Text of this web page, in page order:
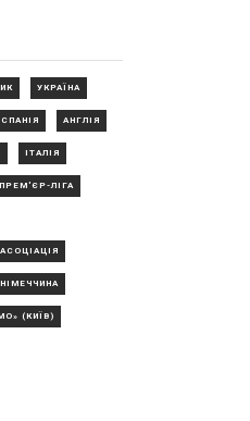
УКРАЇНА
АНГЛІЯ
ІТАЛІЯ
ПРЕМ'ЄР-ЛІГА
НІМЕЧЧИНА
(КИЇВ)